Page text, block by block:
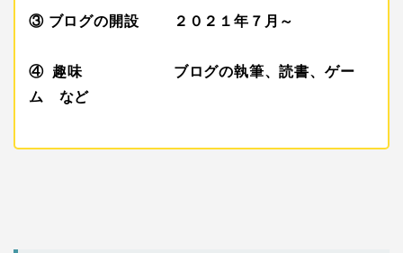
③ ブログの開設 ２０２１年７月～
④ 趣味 ブログの執筆、読書、ゲー
ム など